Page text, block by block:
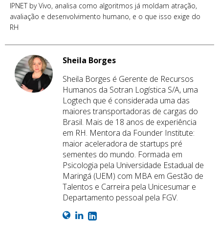
IPNET by Vivo, analisa como algoritmos já moldam atração,
avaliação e desenvolvimento humano, e o que isso exige do
RH
Sheila Borges
Sheila Borges é Gerente de Recursos
Humanos da Sotran Logística S/A, uma
Logtech que é considerada uma das
maiores transportadoras de cargas do
Brasil. Mais de 18 anos de experiência
em RH. Mentora da Founder Institute:
maior aceleradora de startups pré
sementes do mundo. Formada em
Psicologia pela Universidade Estadual de
Maringá (UEM) com MBA em Gestão de
Talentos e Carreira pela Unicesumar e
Departamento pessoal pela FGV.